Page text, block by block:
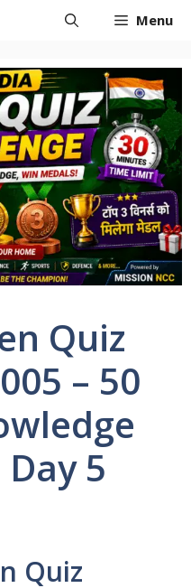
Menu
Quiz
– 50
5
Quiz